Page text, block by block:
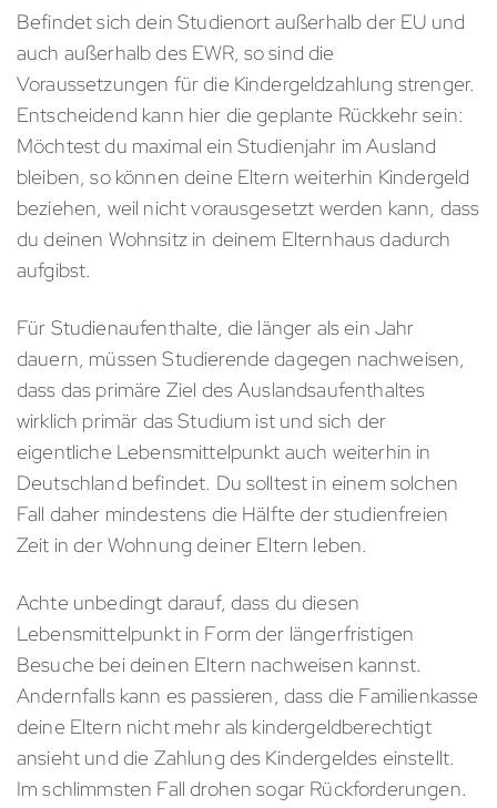
Befindet sich dein Studienort außerhalb der EU und
auch außerhalb des EWR, so sind die
Voraussetzungen für die Kindergeldzahlung strenger.
Entscheidend kann hier die geplante Rückkehr sein:
Möchtest du maximal ein Studienjahr im Ausland
bleiben, so können deine Eltern weiterhin Kindergeld
beziehen, weil nicht vorausgesetzt werden kann, dass
du deinen Wohnsitz in deinem Elternhaus dadurch
aufgibst.
Für Studienaufenthalte, die länger als ein Jahr
dauern, müssen Studierende dagegen nachweisen,
dass das primäre Ziel des Auslandsaufenthaltes
wirklich primär das Studium ist und sich der
eigentliche Lebensmittelpunkt auch weiterhin in
Deutschland befindet. Du solltest in einem solchen
Fall daher mindestens die Hälfte der studienfreien
Zeit in der Wohnung deiner Eltern leben.
Achte unbedingt darauf, dass du diesen
Lebensmittelpunkt in Form der längerfristigen
Besuche bei deinen Eltern nachweisen kannst.
Andernfalls kann es passieren, dass die Familienkasse
deine Eltern nicht mehr als kindergeldberechtigt
ansieht und die Zahlung des Kindergeldes einstellt.
Im schlimmsten Fall drohen sogar Rückforderungen.